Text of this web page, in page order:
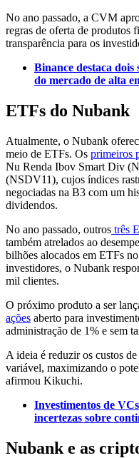
No ano passado, a CVM
regras de oferta de produtos
transparência para os
Binance destaca dois
do mercado de alta
ETFs do Nubank
Atualmente, o Nubank
meio de ETFs. Os primeiros
Nu Renda Ibov Smart Div
(NSDV11), cujos índices
negociadas na B3 com um
dividendos.
No ano passado, outros três
também atrelados ao
bilhões alocados em ETFs
investidores, o Nubank
mil clientes.
O próximo produto a ser
ações aberto para
administração de 1% e sem
A ideia é reduzir os custos
variável, maximizando o
afirmou Kikuchi.
Investimentos de
incertezas sobre
Nubank e as